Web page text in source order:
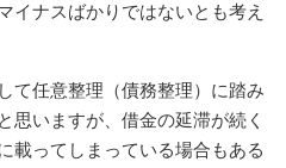
イナスばかりではないとも考え
て任意整理（債務整理）に踏み
思いますが、借金の延滞が続く
載ってしまっている場合もある